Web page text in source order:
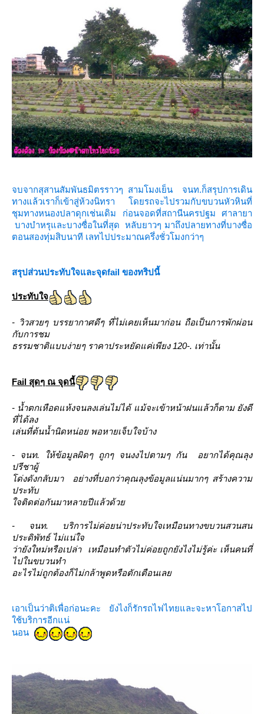
จบจากสุสานสัมพันธมิตรราวๆ สามโมงเย็น จนท.ก็สรุปการเดิน
ทางแล้วเราก็เข้าสู่ห้วงนิทรา โดยรถจะไปรวมกับขบวนหัวหินที่
ชุมทางหนองปลาดุกเช่นเดิม ก่อนจอดที่สถานีนครปฐม ศาลายา
บางบำหรุและบางซื่อในที่สุด หลับยาวๆ มาถึงปลายทางที่บางซื่อ
ตอนสองทุ่มสิบนาที เลทไปประมาณครึ่งชั่วโมงกว่าๆ
สรุปส่วนประทับใจและจุดfail ของทริปนี้
ประทับใจ
- วิวสวยๆ บรรยากาศดีๆ ที่ไม่เคยเห็นมาก่อน ถือเป็นการพักผ่อน
กับการชม
ธรรมชาติแบบง่ายๆ ราคาประหยัดแค่เพียง 120-. เท่านั้น
Fail สุดๆ ณ จุดนี้
- น้ำตกเหือดแห้งจนลงเล่นไม่ได้ แม้จะเข้าหน้าฝนแล้วก็ตาม ยังดี
ที่ได้ลง
เล่นที่ต้นน้ำนิดหน่อย พอหายเจ็บใจบ้าง
- จนท. ให้ข้อมูลผิดๆ ถูกๆ จนงงไปตามๆ กัน อยากได้คุณลุง
ปรีชาผู้
ด่งดังกลับมา อย่างที่บอกว่าคุณลุงข้อมูลแน่นมากๆ สร้างความ
ประทับ
จติดต่อกันมาหลายปีแล้วด้ว
- จนท. บริการไม่ค่อยน่าประทับใจเหมือนทางขบวนสวนสน
ประดิพัทธ์ไม่แน่ใจ
ว่ายังใหม่หรือเปล่า เหมือนทำตัวไม่ค่อยถูกยังไงไม่รู้ค่ะ เห็นคนที่
ไปในขบวนทำ
อะไรไม่ถูกต้องก็ไม่กล้าพูดหรือตักเตือนเล
เอาเป็นว่าติเพื่อก่อนะคะ ยังไงก็รักรถไฟไทยและจะหาโอกาสไป
ช้บริการอีกแน่
นอน